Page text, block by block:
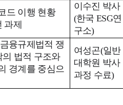
드 이행 현황
과제
이수진 박사
(한국ESG연
구소)
융규제법적 쟁
의 법적 구조와
경계를 중심으
여성곤(일반
대학원 박사
과정 수료)